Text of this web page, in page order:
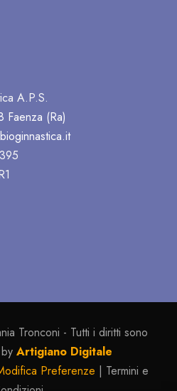
A.P.S.
(Ra)
Tronconi - Tutti i diritti sono
Artigiano Digitale
Preferenze | Termini e